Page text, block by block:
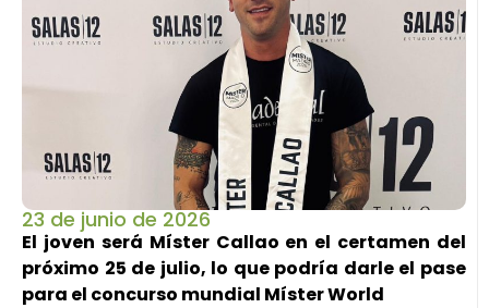
23 de junio de 2026
El joven será Míster Callao en el certamen del
próximo 25 de julio, lo que podría darle el pase
para el concurso mundial Míster World